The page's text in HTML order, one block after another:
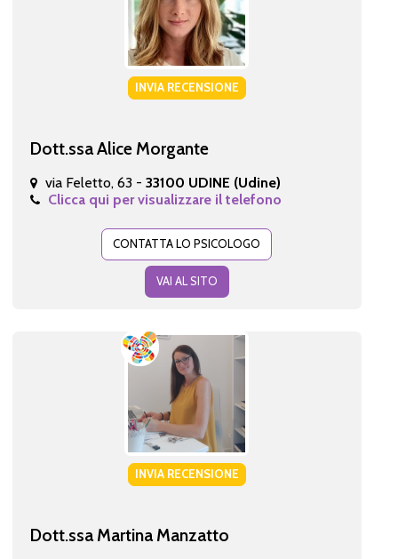
INVIA RECENSIONE
Dott.ssa Alice Morgante
via Feletto, 63 - 33100 UDINE (Udine)
Clicca qui per visualizzare il telefono
CONTATTA LO PSICOLOGO
VAI AL SITO
INVIA RECENSIONE
Dott.ssa Martina Manzatto